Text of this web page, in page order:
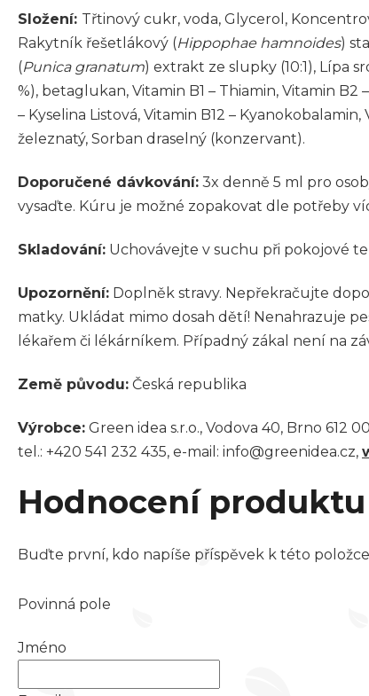
Složení: Třtinový cukr, voda, Glycerol,
Rakytník řešetlákový (Hippophae hamnoides)
(Punica granatum) extrakt ze slupky (10:1), Lípa
%), betaglukan, Vitamin B1 – Thiamin, Vitamin B2
– Kyselina Listová, Vitamin B12 –
železnatý, Sorban draselný (konzervant).
Doporučené dávkování: 3x denně 5 ml pro
vysaďte. Kúru je možné zopakovat dle potřeby
Skladování: Uchovávejte v suchu při pokojové
Upozornění: Doplněk stravy. Nepřekračujte
matky. Ukládat mimo dosah dětí! Nenahrazuje
lékařem či lékárníkem. Případný zákal není na
Země původu: Česká republika
Výrobce: Green idea s.r.o., Vodova 40, Brno 612
tel.: +420 541 232 435, e-mail: info@greenidea.cz,
Hodnocení produktu
Buďte první, kdo napíše příspěvek k této
Povinná pole
Jméno